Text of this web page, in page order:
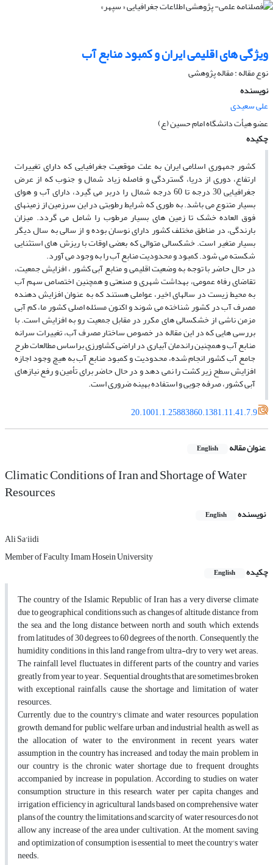
ویژگی های اقلیمی ایران و کمبود منابع آب
نوع مقاله : مقاله پژوهشی
نویسنده
علی سعیدی
عضو هیأت دانشگاه امام حسین (ع)
چکیده
کشور جمهوری اسلامی ایران به علت موقعیت جغرافیایی که دارای تغییرات
ارتفاع، دوری از دریا، گستردگی و فاصله زیاد شمال و جنوب که از عرض
جغرافیایی 30 درجه تا 60 درجه شمال را دربر می­ گیرد، دارای آب و هوای
بسیار متنوع می باشد. به طوری که شرایط رطوبتی در این سرزمین از زمینهای
فوق ­العاده خشک تا زمین های بسیار مرطوب را شامل می ­گردد. میزان
بارندگی، در مناطق مختلف کشور دارای نوسان بوده و از سالی به سال دیگر
بسیار متغیر است. خشکسالی متوالی که بعضی اوقات با ریزش­ های استثنایی
شکسته می­ شود. کمبود و محدودیت منابع آب را به وجود می­ آورد.
در حال حاضر با توجه به وضعیت اقلیمی و منابع آبی کشور ، افزایش جمعیت،
تقاضای رفاه عمومی، بهداشت شهری و صنعتی و همچنین اختصاص سهم آب
به محیط زیست در سالهای اخیر، عواملی هستند که به عنوان افزایش دهنده
مصرف آب در کشور شناخته می­ شوند و اکنون مسئله اصلی کشور ما، کم آبی
مزمن ناشی از خشکسالی­ های مکرر در مقابل جمعیت رو به افزایش است. با
بررسی هایی که در این مقاله در خصوص ساختار مصرف آب، تغییرات سرانه
منابع آب و همچنین راندمان آبیاری در اراضی کشاورزی براساس مطالعات طرح
جامع آب کشور انجام شده، محدودیت و کمبود منابع آب به هیچ وجود اجازه
افزایش سطح زیر کشت را نمی ­دهد و در حال حاضر برای تأمین و رفع نیازهای
آبی کشور، صرفه­ جویی و استفاده بهینه ضروری است.
20.1001.1.25883860.1381.11.41.7.9
عنوان مقاله English
Climatic Conditions of Iran and Shortage of Water
Resources
نویسنده English
Ali Sa'iidi
Member of Faculty, Imam Hosein University
چکیده
English
The country of the Islamic Republic of Iran has a very diverse climate
due to geographical conditions such as changes of altitude, distance from
the sea, and the long distance between north and south, which extends
from latitudes of 30 degrees to 60 degrees of the north. Consequently, the
humidity conditions in this land range from ultra-dry to very wet areas.
The rainfall level fluctuates in different parts of the country and varies
greatly from year to year. Sequential droughts that are sometimes broken
with exceptional rainfalls, cause the shortage and limitation of water
resources.
Currently, due to the country's climate and water resources, population
growth, demand for public welfare, urban and industrial health, as well as
the allocation of water to the environment in recent years, water
assumption in the country has increased, and today the main problem in
our country is the chronic water shortage due to frequent droughts
accompanied by increase in population. According to studies on water
consumption structure in this research, water per capita changes and
irrigation efficiency in agricultural lands based on comprehensive water
plans of the country, the limitations and scarcity of water resources do not
allow any increase of the area under cultivation. At the moment, saving
and optimization of consumption is essential to meet the country's water
needs.